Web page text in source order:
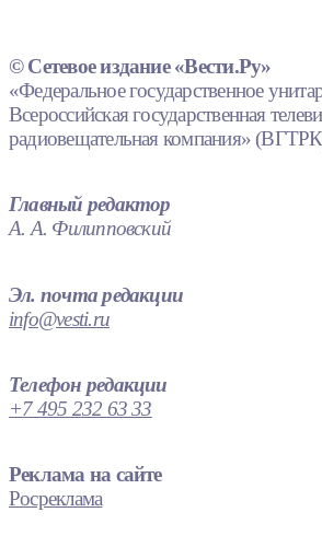
© Сетевое издание «Вести.Ру»
«Федеральное государственное
Всероссийская государственная
радиовещательная компания»
Главный редактор
А. А. Филипповский
Эл. почта редакции
info@vesti.ru
Телефон редакции
+7 495 232 63 33
Реклама на сайте
Росреклама